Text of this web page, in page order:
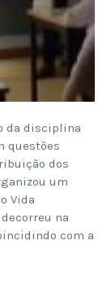
da disciplina
questões
dos
um
Vida
na
com a